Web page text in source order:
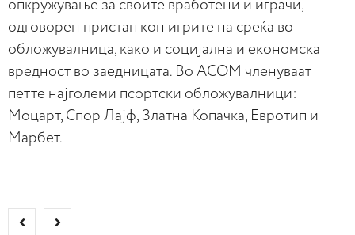
опкружување за своите вработени и играчи,
одговорен пристап кон игрите на среќа во
обложувалница, како и социјална и економска
вредност во заедницата. Во АСОМ членуваат
петте најголеми псортски обложувалници:
Моцарт, Спор Лајф, Златна Копачка, Евротип и
Марбет.